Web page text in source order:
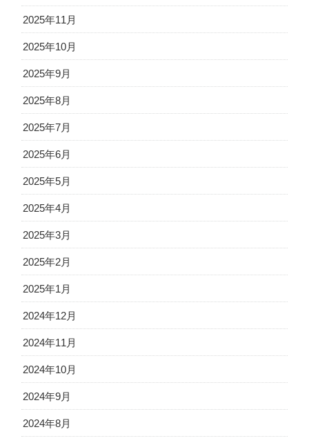
2025年11月
2025年10月
2025年9月
2025年8月
2025年7月
2025年6月
2025年5月
2025年4月
2025年3月
2025年2月
2025年1月
2024年12月
2024年11月
2024年10月
2024年9月
2024年8月